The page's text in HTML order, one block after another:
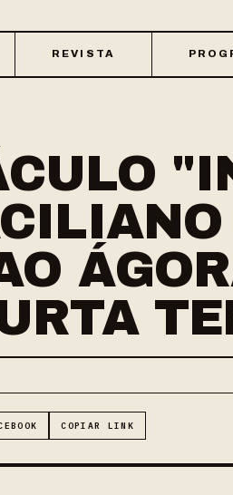
REVISTA
COPIAR LINK